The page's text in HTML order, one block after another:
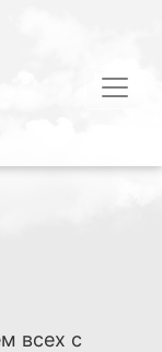
всех с